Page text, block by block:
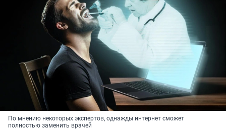
По мнению некоторых экспертов, однажды интернет сможет
полностью заменить врачей